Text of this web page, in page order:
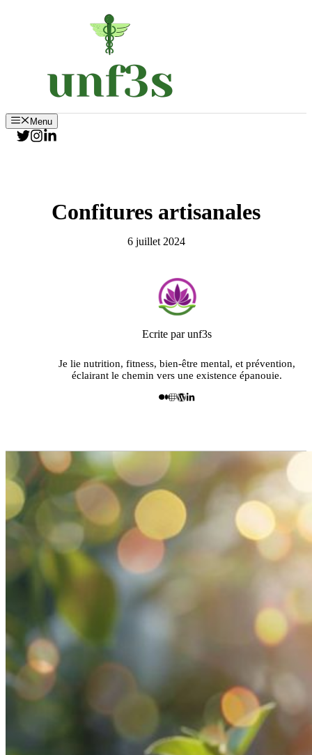
Menu
Confitures artisanales
6 juillet 2024
Ecrite par unf3s
Je lie nutrition, fitness, bien-être mental, et prévention,
éclairant le chemin vers une existence épanouie.